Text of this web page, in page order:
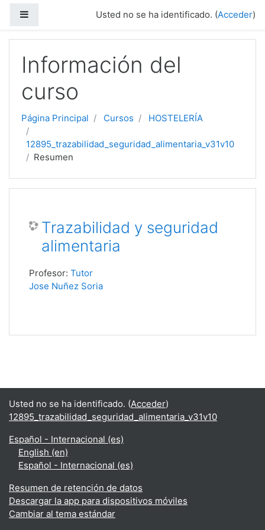
Usted no se ha identificado. (Acceder)
Información del
curso
Página Principal Cursos HOSTELERÍA
12895_trazabilidad_seguridad_alimentaria_v31v10
Resumen
Trazabilidad y seguridad
alimentaria
Profesor: Tutor
Jose Nuñez Soria
Usted no se ha identificado. (Acceder)
12895_trazabilidad_seguridad_alimentaria_v31v10
Español - Internacional ‎(es)‎
English ‎(en)‎
Español - Internacional ‎(es)‎
Resumen de retención de datos
Descargar la app para dispositivos móviles
Cambiar al tema estándar